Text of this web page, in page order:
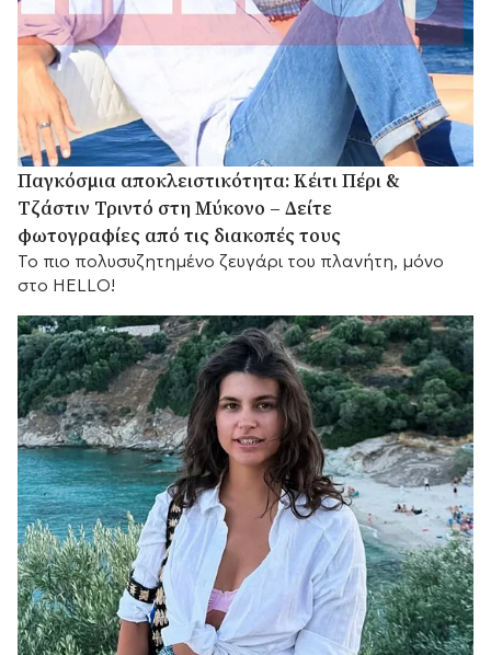
Παγκόσμια αποκλειστικότητα: Κέιτι Πέρι &
Τζάστιν Τριντό στη Μύκονο – Δείτε
φωτογραφίες από τις διακοπές τους
Το πιο πολυσυζητημένο ζευγάρι του πλανήτη, μόνο
στο HELLO!